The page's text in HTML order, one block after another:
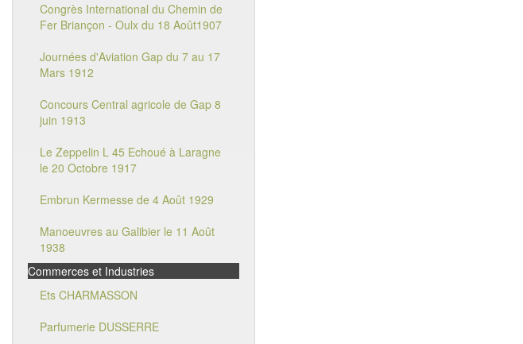
Congrès International du Chemin de
Fer Briançon - Oulx du 18 Août1907
Journées d'Aviation Gap du 7 au 17
Mars 1912
Concours Central agricole de Gap 8
juin 1913
Le Zeppelin L 45 Echoué à Laragne
le 20 Octobre 1917
Embrun Kermesse de 4 Août 1929
Manoeuvres au Galibier le 11 Août
1938
Commerces et Industries
Ets CHARMASSON
Parfumerie DUSSERRE